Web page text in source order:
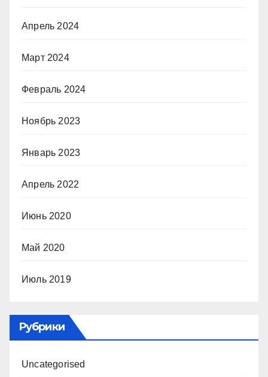
Апрель 2024
Март 2024
Февраль 2024
Ноябрь 2023
Январь 2023
Апрель 2022
Июнь 2020
Май 2020
Июль 2019
Рубрики
Uncategorised